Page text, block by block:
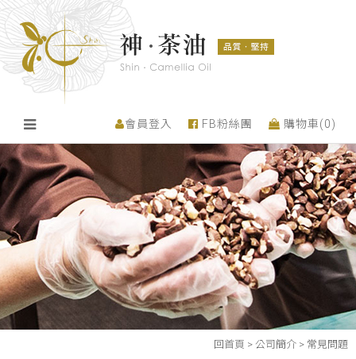
會員登入 FB粉絲團 購物車(0)
回首頁 > 公司簡介 > 常見問題